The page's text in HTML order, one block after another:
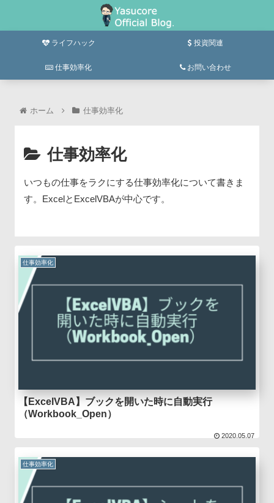
ライフハック 投資関連
仕事効率化 お問い合わせ
ホーム 仕事効率化
仕事効率化
いつもの仕事をラクにする仕事効率化について書きま
す。ExcelとExcelVBAが中心です。
仕事効率化
【ExcelVBA】ブックを開いた時に自動実行
（Workbook_Open）
2020.05.07
仕事効率化